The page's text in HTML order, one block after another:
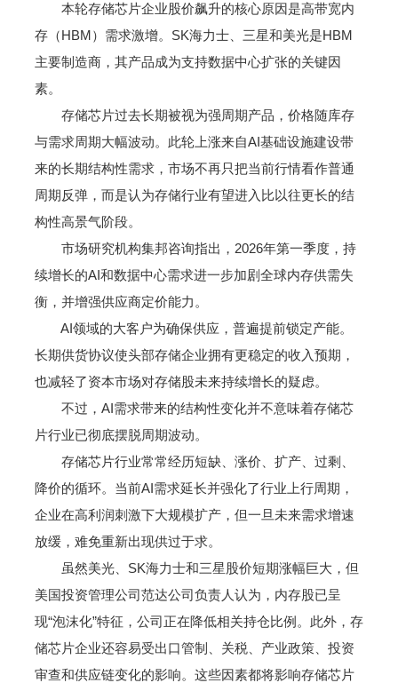
本轮存储芯片企业股价飙升的核心原因是高带宽内
存（HBM）需求激增。SK海力士、三星和美光是HBM
主要制造商，其产品成为支持数据中心扩张的关键因
素。
存储芯片过去长期被视为强周期产品，价格随库存
与需求周期大幅波动。此轮上涨来自AI基础设施建设带
来的长期结构性需求，市场不再只把当前行情看作普通
周期反弹，而是认为存储行业有望进入比以往更长的结
构性高景气阶段。
市场研究机构集邦咨询指出，2026年第一季度，持
续增长的AI和数据中心需求进一步加剧全球内存供需失
衡，并增强供应商定价能力。
AI领域的大客户为确保供应，普遍提前锁定产能。
长期供货协议使头部存储企业拥有更稳定的收入预期，
也减轻了资本市场对存储股未来持续增长的疑虑。
不过，AI需求带来的结构性变化并不意味着存储芯
片行业已彻底摆脱周期波动。
存储芯片行业常常经历短缺、涨价、扩产、过剩、
降价的循环。当前AI需求延长并强化了行业上行周期，
企业在高利润刺激下大规模扩产，但一旦未来需求增速
放缓，难免重新出现供过于求。
虽然美光、SK海力士和三星股价短期涨幅巨大，但
美国投资管理公司范达公司负责人认为，内存股已呈
现“泡沫化”特征，公司正在降低相关持仓比例。此外，存
储芯片企业还容易受出口管制、关税、产业政策、投资
审查和供应链变化的影响。这些因素都将影响存储芯片